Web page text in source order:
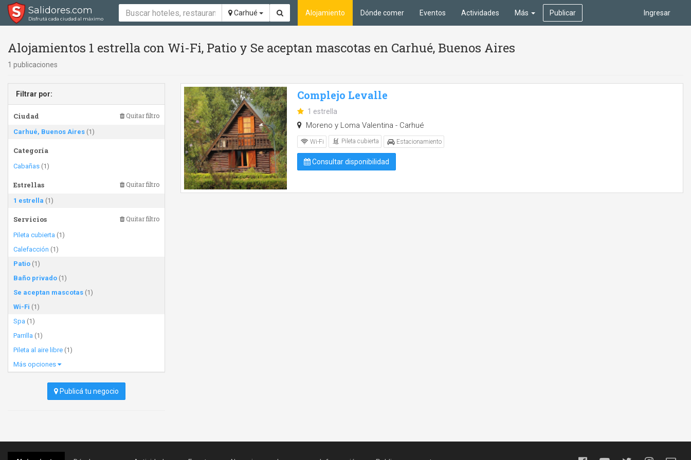
Salidores.com
Disfrutá cada ciudad al máximo
Carhué Ingresar
Alojamiento Dónde comer Eventos Actividades Más Publicar
Alojamientos 1 estrella con Wi-Fi, Patio y Se aceptan mascotas en Carhué, Buenos Aires
1 publicaciones
Filtrar por:
Ciudad Quitar filtro
Carhué, Buenos Aires (1)
Categoría
Cabañas (1)
Estrellas Quitar filtro
1 estrella (1)
Servicios Quitar filtro
Pileta cubierta (1)
Calefacción (1)
Patio (1)
Baño privado (1)
Se aceptan mascotas (1)
Wi-Fi (1)
Spa (1)
Parrilla (1)
Pileta al aire libre (1)
Más opciones
Publicá tu negocio
Complejo Levalle
1 estrella
Moreno y Loma Valentina - Carhué
Wi-Fi Pileta cubierta Estacionamiento
Consultar disponibilidad